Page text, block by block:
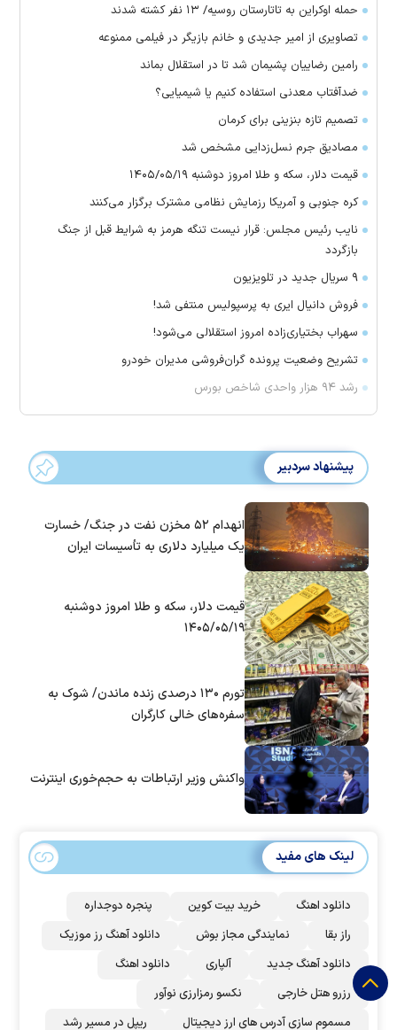
حمله اوکراین به تاتارستان روسیه/ ۱۳ نفر کشته شدند
تصاویری از امیر جدیدی و خانم بازیگر در فیلمی ممنوعه
رامین رضاییان پشیمان شد تا در استقلال بماند
ضدآفتاب معدنی استفاده کنیم یا شیمیایی؟
تصمیم تازه بنزینی برای کرمان
مصادیق جرم نسل‌زدایی مشخص شد
قیمت دلار، سکه و طلا امروز دوشنبه ۱۴۰۵/۰۵/۱۹
کره جنوبی و آمریکا رزمایش نظامی مشترک برگزار می‌کنند
نایب رئیس مجلس: قرار نیست تنگه هرمز به شرایط قبل از جنگ
بازگردد
۹ سریال جدید در تلویزیون
فروش دانیال ایری به پرسپولیس منتفی شد!
سهراب بختیاری‌زاده امروز استقلالی می‌شود!
تشریح وضعیت پرونده گران‌فروشی مدیران خودرو
رشد ۹۴ هزار واحدی شاخص بورس
پیشنهاد سردبیر
انهدام ۵۲ مخزن نفت در جنگ/ خسارت
یک میلیارد دلاری به تأسیسات ایران
قیمت دلار، سکه و طلا امروز دوشنبه
۱۴۰۵/۰۵/۱۹
تورم ۱۳۰ درصدی زنده ماندن/ شوک به
سفره‌های خالی کارگران
واکنش وزیر ارتباطات به حجم‌خوری اینترنت
لینک های مفید
دانلود اهنگ خرید بیت کوین
پنجره دوجداره
راز بقا
نمایندگی مجاز بوش
دانلود آهنگ رز‌ موزیک
دانلود آهنگ جدید
آلپاری
دانلود اهنگ
رزرو هتل خارجی
نکسو رمزارزی نوآور
مسموم سازی آدرس های ارز دیجیتال
ریپل در مسیر رشد